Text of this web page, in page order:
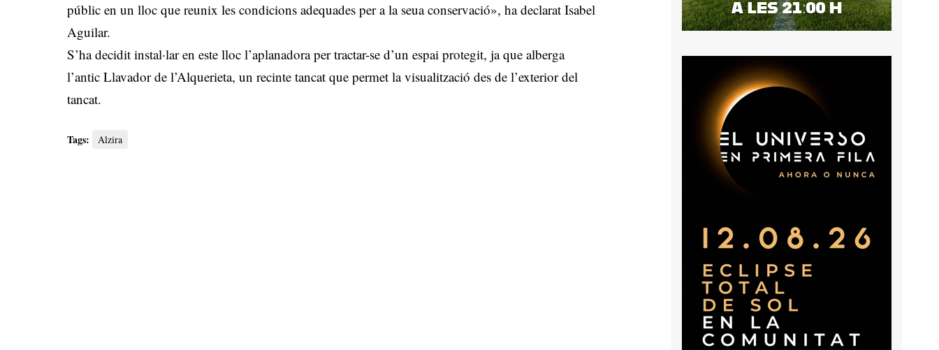
públic en un lloc que reunix les condicions adequades per a la seua conservació», ha declarat Isabel
Aguilar.
S’ha decidit instal·lar en este lloc l’aplanadora per tractar-se d’un espai protegit, ja que alberga
l’antic Llavador de l’Alquerieta, un recinte tancat que permet la visualització des de l’exterior del
tancat.
Tags: Alzira